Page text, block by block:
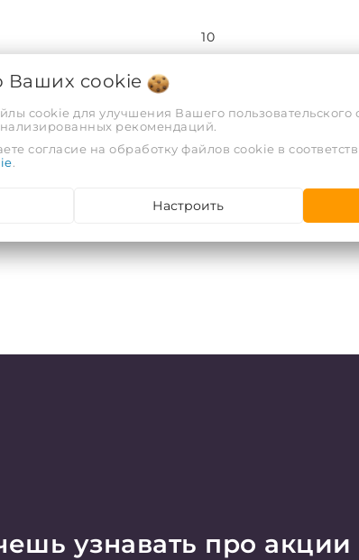
10
ООО "АРВИОН", г.
узнавать про
Ваших cookie
cookie для улучшения Вашего пользовательского
рекомендаций.
согласие на обработку файлов cookie в
.
Настроить